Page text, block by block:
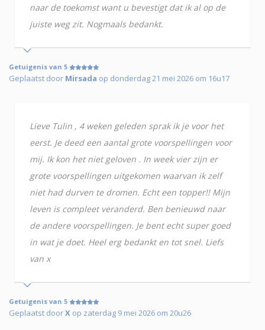
naar de toekomst want u bevestigt dat ik al op de
juiste weg zit. Nogmaals bedankt.
Getuigenis van 5
Geplaatst door Mirsada op donderdag 21 mei 2026 om 16u17
Lieve Tulin , 4 weken geleden sprak ik je voor het
eerst. Je deed een aantal grote voorspellingen voor
mij. Ik kon het niet geloven . In week vier zijn er
grote voorspellingen uitgekomen waarvan ik zelf
niet had durven te dromen. Echt een topper!! Mijn
leven is compleet veranderd. Ben benieuwd naar
de andere voorspellingen. Je bent echt super goed
in wat je doet. Heel erg bedankt en tot snel. Liefs
van x
Getuigenis van 5
Geplaatst doorX op zaterdag 9 mei 2026 om 20u26